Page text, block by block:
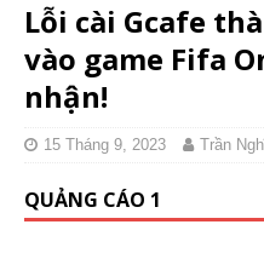
Lỗi cài Gcafe
vào game Fifa
nhận!
15 Tháng 9, 2023 Trần
QUẢNG CÁO 1